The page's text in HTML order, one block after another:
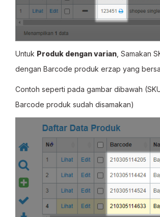
Untuk Produk dengan varian , Samakan
dengan Barcode produk erzap yang
Contoh seperti pada gambar dibawah
Barcode produk sudah disamakan)